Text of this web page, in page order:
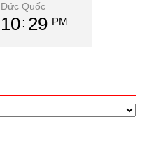
Đức Quốc
10 29 PM